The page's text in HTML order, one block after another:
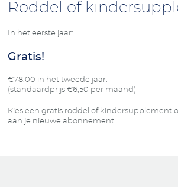
Roddel of
In het eerste jaar:
Gratis!
€78,00 in het tweede jaar.
(standaardprijs €6,50 per maand)
Kies een gratis roddel of kindersupplement
aan je nieuwe abonnement!